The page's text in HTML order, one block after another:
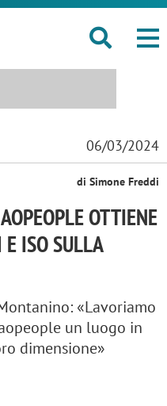
06/03/2024
di Simone Freddi
OTTIENE
ISO SULLA
«Lavoriamo
un luogo in
dimensione»